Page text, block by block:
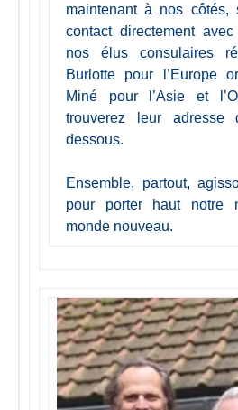
maintenant à nos côtés,
contact directement
nos élus consulaires
Burlotte pour l’Europe
Miné pour l’Asie et
trouverez leur adresse
dessous.
Ensemble, partout,
pour porter haut notre
monde nouveau.